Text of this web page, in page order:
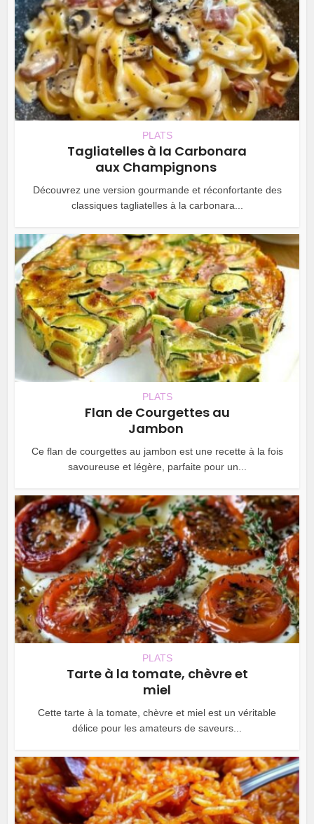
PLATS
Tagliatelles à la Carbonara
aux Champignons
Découvrez une version gourmande et réconfortante des
classiques tagliatelles à la carbonara...
PLATS
Flan de Courgettes au
Jambon
Ce flan de courgettes au jambon est une recette à la fois
savoureuse et légère, parfaite pour un...
PLATS
Tarte à la tomate, chèvre et
miel
Cette tarte à la tomate, chèvre et miel est un véritable
délice pour les amateurs de saveurs...